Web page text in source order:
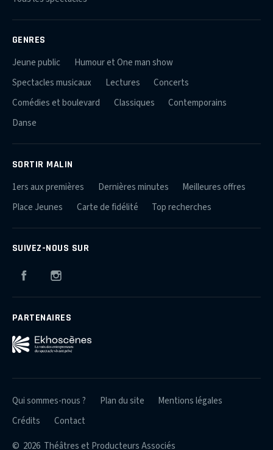
GENRES
Jeune public
Humour et One man show
Spectacles musicaux
Lectures
Concerts
Comédies et boulevard
Classiques
Contemporains
Danse
SORTIR MALIN
1ers aux premières Dernières minutes
Meilleures offres
Place Jeunes
Carte de fidélité Top recherches
SUIVEZ-NOUS SUR
Facebook
PARTENAIRES
© 2026 Théâtres et Producteurs Associés
Qui sommes-nous ? Plan du site
Mentions légales
Crédits
Contact